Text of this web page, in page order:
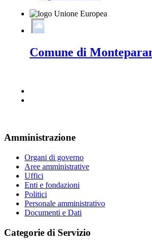
Comune di
Amministrazione
Organi di governo
Aree amministrative
Uffici
Enti e fondazioni
Politici
Personale amministrativo
Documenti e Dati
Categorie di Servizio